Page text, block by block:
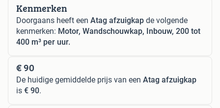
Kenmerken
Doorgaans heeft een Atag afzuigkap de volgende
kenmerken: Motor, Wandschouwkap, Inbouw, 200 tot
400 m³ per uur.
€ 90
De huidige gemiddelde prijs van een Atag afzuigkap
is € 90.